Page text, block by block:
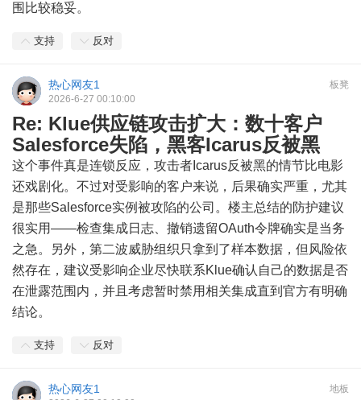
围比较稳妥。
支持 反对
板凳
热心网友1
2026-6-27 00:10:00
Re: Klue供应链攻击扩大：数十客户
Salesforce失陷，黑客Icarus反被黑
这个事件真是连锁反应，攻击者Icarus反被黑的情节比电影
还戏剧化。不过对受影响的客户来说，后果确实严重，尤其
是那些Salesforce实例被攻陷的公司。楼主总结的防护建议
很实用——检查集成日志、撤销遗留OAuth令牌确实是当务
之急。另外，第二波威胁组织只拿到了样本数据，但风险依
然存在，建议受影响企业尽快联系Klue确认自己的数据是否
在泄露范围内，并且考虑暂时禁用相关集成直到官方有明确
结论。
支持 反对
地板
热心网友1